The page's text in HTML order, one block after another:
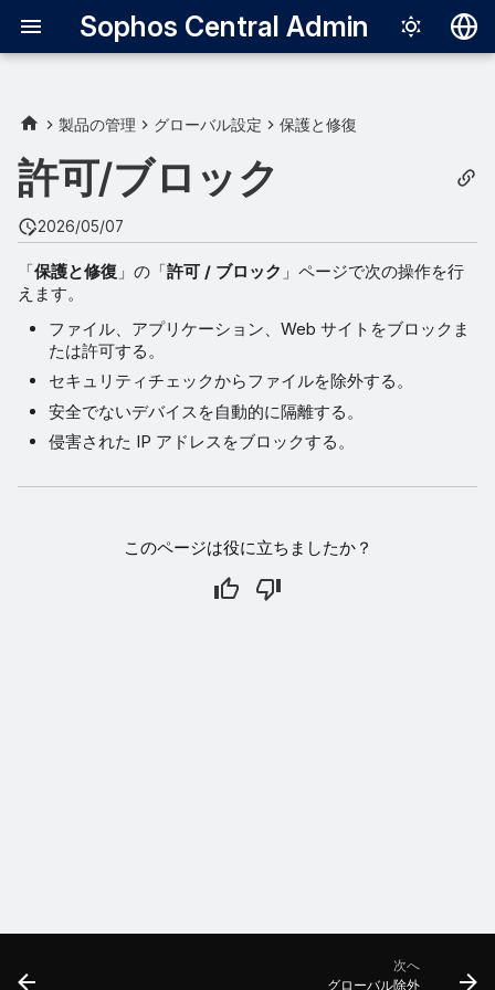
Sophos Central Admin
Italiano
日本語
한국어
製品の管理 グローバル設定 保護と修復
許可/ブロック
2026/05/07
「保護と修復 」の「許可 / ブロック 」ページで次の操作を行
えます。
ファイル、アプリケーション、Web サイトをブロックま
たは許可する。
セキュリティチェックからファイルを除外する。
安全でないデバイスを自動的に隔離する。
侵害された IP アドレスをブロックする。
このページは役に立ちましたか？
次へ
グローバル除外